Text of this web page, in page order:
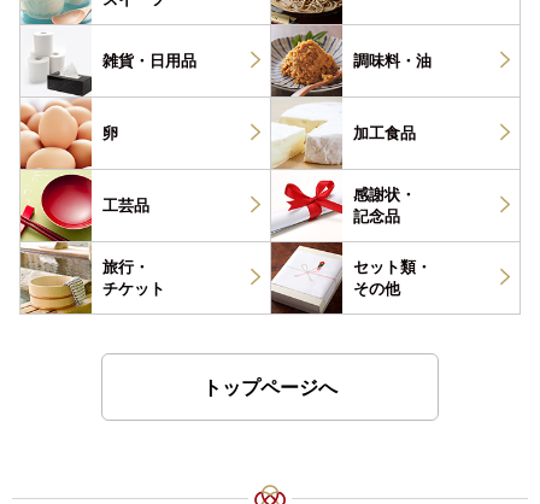
雑貨・ 日用品 調味料・ 油
卵 加工食品
工芸品
感謝状・
記念品
旅行・
チケット
セット類・
その他
トップページへ